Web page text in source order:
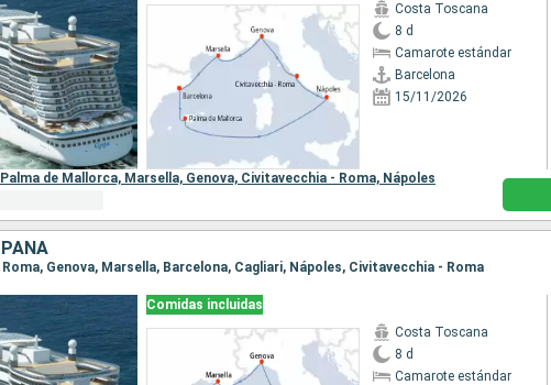
Costa Toscana
8 d
Camarote estándar
Barcelona
15/11/2026
Palma de Mallorca, Marsella, Genova, Civitavecchia - Roma, Nápoles
Genova, Marsella, Barcelona, Cagliari, Nápoles, Civitavecchia - Roma
Comidas incluidas
Costa Toscana
8 d
Camarote estándar